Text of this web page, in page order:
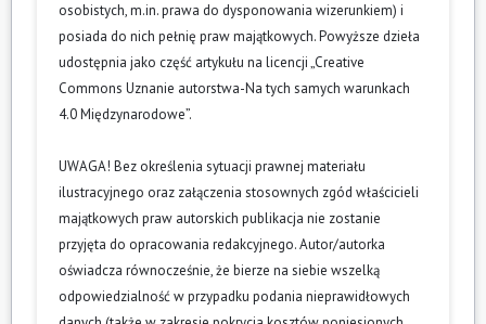
osobistych, m.in. prawa do dysponowania wizerunkiem) i
posiada do nich pełnię praw majątkowych. Powyższe dzieła
udostępnia jako część artykułu na licencji „Creative
Commons Uznanie autorstwa-Na tych samych warunkach
4.0 Międzynarodowe”.
UWAGA! Bez określenia sytuacji prawnej materiału
ilustracyjnego oraz załączenia stosownych zgód właścicieli
majątkowych praw autorskich publikacja nie zostanie
przyjęta do opracowania redakcyjnego. Autor/autorka
oświadcza równocześnie, że bierze na siebie wszelką
odpowiedzialność w przypadku podania nieprawidłowych